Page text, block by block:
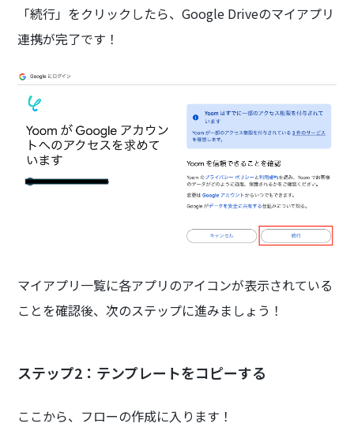
「続行」をクリックしたら、Google Driveのマイアプリ
連携が完了です！
マイアプリ一覧に各アプリのアイコンが表示されている
ことを確認後、次のステップに進みましょう！
ステップ2：テンプレートをコピーする
ここから、フローの作成に入ります！